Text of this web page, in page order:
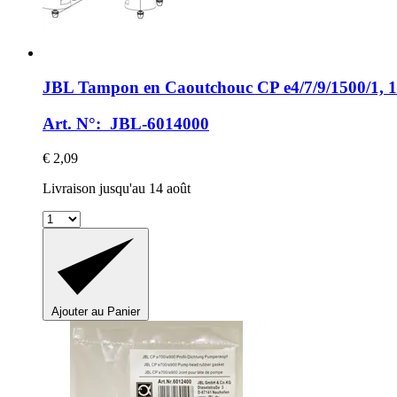
JBL Tampon en Caoutchouc CP e4/7/9/1500/1,
Art. N°: JBL-6014000
€ 2,09
Livraison jusqu'au 14 août
Ajouter au Panier